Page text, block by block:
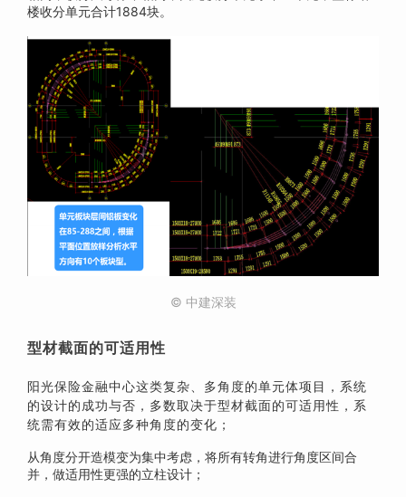
楼收分单元合计1884块。
© 中建深装
型材截面的可适用性
阳光保险金融中心这类复杂、多角度的单元体项目，系统
的设计的成功与否，多数取决于型材截面的可适用性，系
统需有效的适应多种角度的变化；
从角度分开造模变为集中考虑，将所有转角进行角度区间合
并，做适用性更强的立柱设计；